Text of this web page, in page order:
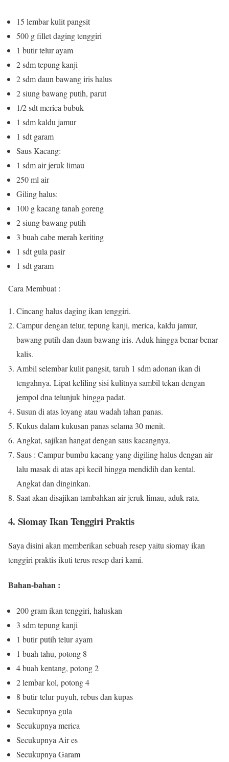
15 lembar kulit pangsit
500 g fillet daging tenggiri
1 butir telur ayam
2 sdm tepung kanji
2 sdm daun bawang iris halus
2 siung bawang putih, parut
1/2 sdt merica bubuk
1 sdm kaldu jamur
1 sdt garam
Saus Kacang:
1 sdm air jeruk limau
250 ml air
Giling halus:
100 g kacang tanah goreng
2 siung bawang putih
3 buah cabe merah keriting
1 sdt gula pasir
1 sdt garam
Cara Membuat :
Cincang halus daging ikan tenggiri.
Campur dengan telur, tepung kanji, merica, kaldu jamur,
bawang putih dan daun bawang iris. Aduk hingga benar-benar
kalis.
Ambil selembar kulit pangsit, taruh 1 sdm adonan ikan di
tengahnya. Lipat keliling sisi kulitnya sambil tekan dengan
jempol dna telunjuk hingga padat.
Susun di atas loyang atau wadah tahan panas.
Kukus dalam kukusan panas selama 30 menit.
Angkat, sajikan hangat dengan saus kacangnya.
Saus : Campur bumbu kacang yang digiling halus dengan air
lalu masak di atas api kecil hingga mendidih dan kental.
Angkat dan dinginkan.
Saat akan disajikan tambahkan air jeruk limau, aduk rata.
4. Siomay Ikan Tenggiri Praktis
Saya disini akan memberikan sebuah resep yaitu siomay ikan
tenggiri praktis ikuti terus resep dari kami.
Bahan-bahan :
200 gram ikan tenggiri, haluskan
3 sdm tepung kanji
1 butir putih telur ayam
1 buah tahu, potong 8
4 buah kentang, potong 2
2 lembar kol, potong 4
8 butir telur puyuh, rebus dan kupas
Secukupnya gula
Secukupnya merica
Secukupnya Air es
Secukupnya Garam